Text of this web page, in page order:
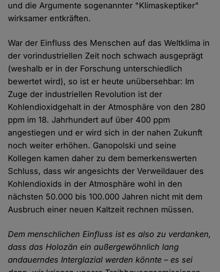
und die Argumente sogenannter "Klimaskeptiker"
wirksamer entkräften.
War der Einfluss des Menschen auf das Weltklima in
der vorindustriellen Zeit noch schwach ausgeprägt
(weshalb er in der Forschung unterschiedlich
bewertet wird), so ist er heute unübersehbar: Im
Zuge der industriellen Revolution ist der
Kohlendioxidgehalt in der Atmosphäre von den 280
ppm im 18. Jahrhundert auf über 400 ppm
angestiegen und er wird sich in der nahen Zukunft
noch weiter erhöhen. Ganopolski und seine
Kollegen kamen daher zu dem bemerkenswerten
Schluss, dass wir angesichts der Verweildauer des
Kohlendioxids in der Atmosphäre wohl in den
nächsten 50.000 bis 100.000 Jahren nicht mit dem
Ausbruch einer neuen Kaltzeit rechnen müssen.
Dem menschlichen Einfluss ist es also zu verdanken,
dass das Holozän ein außergewöhnlich lang
andauerndes Interglazial werden könnte – es sei